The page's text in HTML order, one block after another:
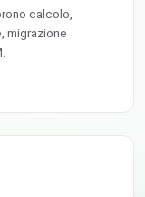
calcolo,
migrazione